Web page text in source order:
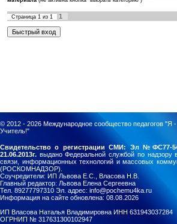
Страница 1 из 1 1
© 2012 - 2026 Международное сообщество педагогов "Я -
Учитель!"
Свидетельство о регистрации СМИ: Эл №ФС77-
21.06.2013г. выдано Федеральной службой по надзору
связи, информационных технологий и массовых
(РОСКОМНАДЗОР).
Соучредители: ИП Львова Е.С., Власова Н.В.
Главный редактор: Львова Елена Сергеевна
Тел. 89277797310 Эл. адрес: info@pochemu4ka.ru
Информация на сайте обновлена: 08.08.2026
ИП Власова Наталья Владимировна ИНН 631943037284
ОГРНИП № 317631300102947